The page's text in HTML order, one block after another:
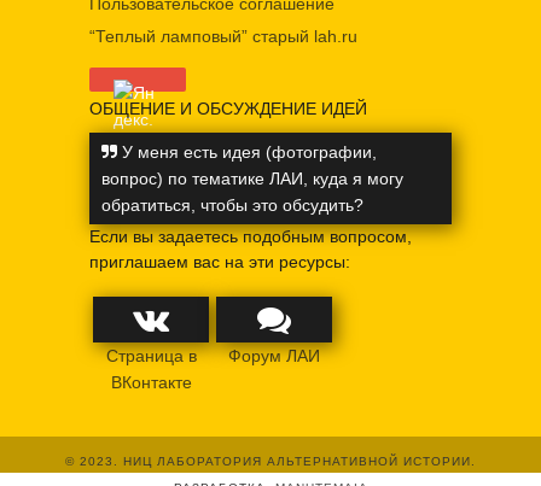
“Теплый ламповый” старый lah.ru
ОБЩЕНИЕ И ОБСУЖДЕНИЕ ИДЕЙ
У меня есть идея (фотографии,
вопрос) по тематике ЛАИ, куда я могу
обратиться, чтобы это обсудить?
Если вы задаетесь подобным вопросом,
приглашаем вас на эти ресурсы:
Страница в
ВКонтакте
Форум ЛАИ
© 2023. НИЦ ЛАБОРАТОРИЯ АЛЬТЕРНАТИВНОЙ ИСТОРИИ.